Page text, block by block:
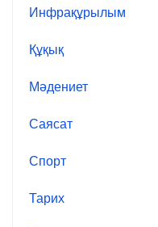
Инфрақұрылым
Құқық
Мәдениет
Саясат
Спорт
Тарих